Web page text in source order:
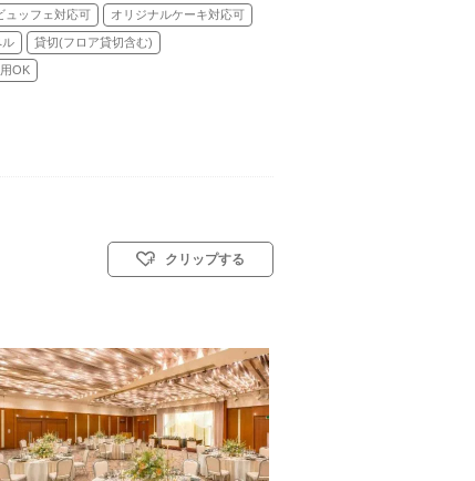
ュッフェ対応可 オリジナルケーキ対応可
ル 貸切(フロア貸切含む)
OK
／神前式／人前式／和装人前式
クリップする